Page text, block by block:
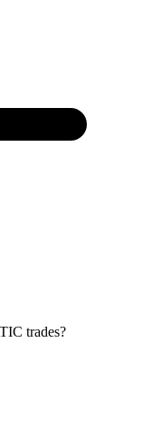
trades?